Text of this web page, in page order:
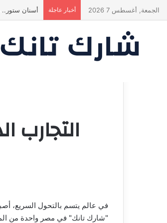
الجمعة, أغسطس 7 2026 أخبار عاجلة أسنان
التجارب
في عالم يتسم بالتحول السريع،
"شارك تانك" في مصر واحدة من